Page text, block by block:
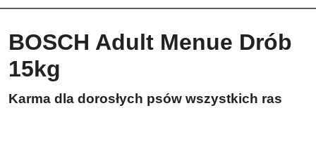
BOSCH Adult Menue Drób
15kg
Karma dla dorosłych psów wszystkich ras